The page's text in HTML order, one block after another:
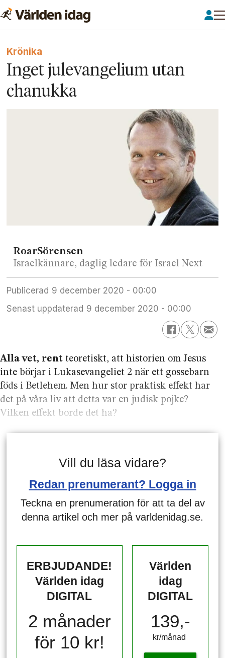
Krönika
Inget julevangelium utan
chanukka
RoarSörensen
Israelkännare, daglig ledare för Israel Next
Publicerad
9 december 2020 - 00:00
Senast uppdaterad
9 december 2020 - 00:00
Alla vet, rent teoretiskt, att historien om Jesus
inte börjar i Lukasevangeliet 2 när ett gossebarn
föds i Betlehem. Men hur stor praktisk effekt har
det på våra liv att detta var en judisk pojke?
Vilken effekt borde det ha?
Vill du läsa vidare?
Redan prenumerant? Logga in
Teckna en prenumeration för att ta del av
denna artikel och mer på varldenidag.se.
ERBJUDANDE!
Världen idag
DIGITAL
2 månader
för 10 kr!
Världen
idag
DIGITAL
139,-
kr/månad ​​​​​​